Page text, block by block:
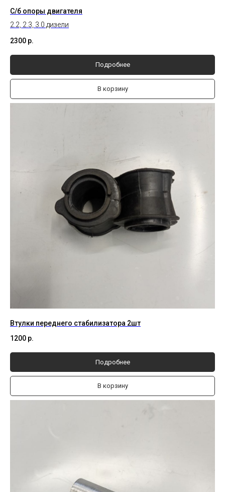
С/б опоры двигателя
2.2, 2.3, 3.0 дизели
2300 р.
Подробнее
В корзину
Втулки переднего стабилизатора 2шт
1200 р.
Подробнее
В корзину